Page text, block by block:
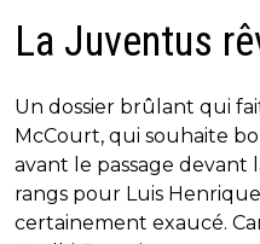
La Juventus
Un dossier brûlant qui
McCourt, qui souhaite
avant le passage devant
rangs pour Luis
certainement exaucé.